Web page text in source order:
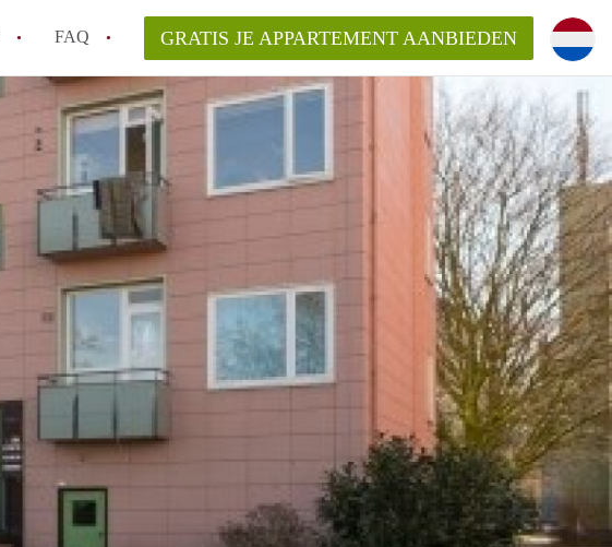
FAQ
reageren op een Appartement in Nijmegen?
van AppartementNijmegen?
verantwoordelijk voor het aangeboden
in Nijmegen?
GRATIS JE APPARTEMENT AANBIEDEN